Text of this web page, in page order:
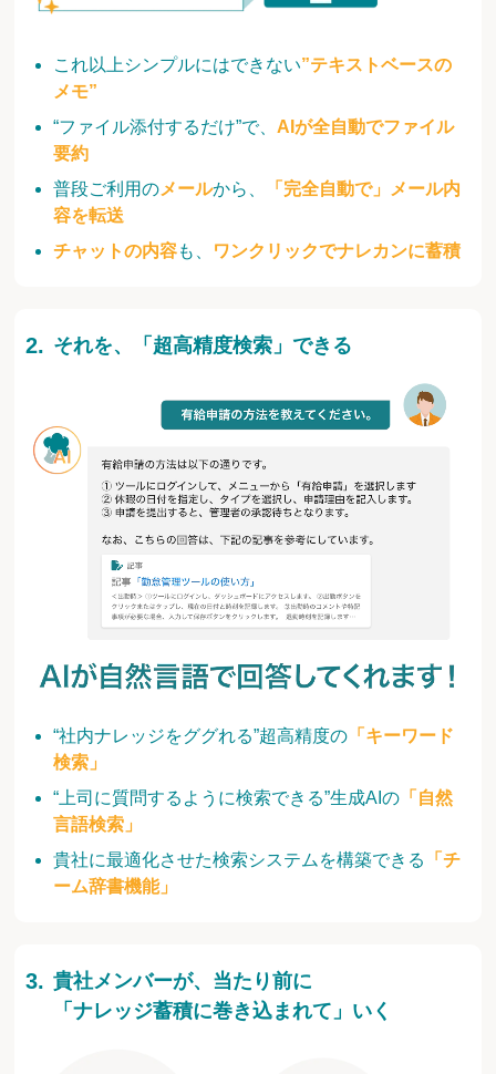
これ以上シンプルにはできない”テキストベースの
メモ”
“ファイル添付するだけ”で、 AIが全自動でファイル
要約
普段ご利用のメールから、
「完全自動で」メール内
容を転送
チャットの内容も、 ワンクリックでナレカンに蓄積
“社内ナレッジをググれる”超高精度の 「キーワード
検索」
“上司に質問するように検索できる”生成AIの 「自然
言語検索」
貴社に最適化させた検索システムを構築できる
「チ
ーム辞書機能」
それを、「超高精度検索」できる
貴社メンバーが、当たり前に
「ナレッジ蓄積に巻き込まれて」いく